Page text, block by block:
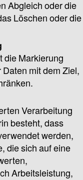
Abgleich oder die
Löschen oder die
die Markierung
mit dem Ziel,
Verarbeitung
besteht, dass
werden,
die sich auf eine
Arbeitsleistung,